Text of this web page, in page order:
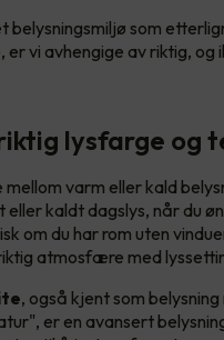
belysningsmiljø som
er vi avhengige av riktig, og
lysfarge og
mellom varm eller kald
eller kaldt dagslys, når du
om du har rom uten
atmosfære med
, også kjent som
er en avansert